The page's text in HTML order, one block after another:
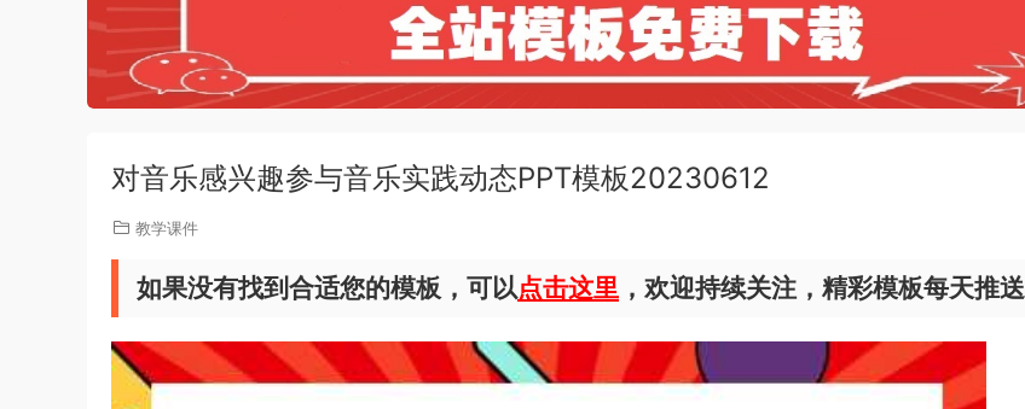
对音乐感兴趣参与音乐实践动态PPT模板20230612
教学课件
如果没有找到合适您的模板，可以点击这里 ，欢迎持续关注，精彩模板每天推送